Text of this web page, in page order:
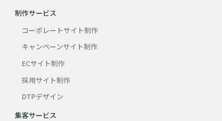
制作サービス
コーポレートサイト制作
キャンペーンサイト制作
ECサイト制作
採用サイト制作
DTPデザイン
集客サービス